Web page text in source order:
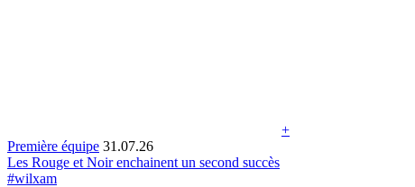
+
Première équipe 31.07.26
Les Rouge et Noir enchainent un second succès
#wilxam